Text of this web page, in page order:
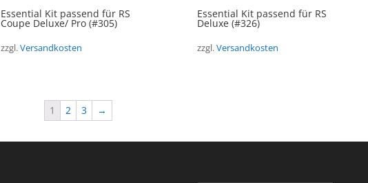
Essential Kit passend für RS
Coupe Deluxe/ Pro (#305)
zzgl.Versandkosten
Essential Kit passend für RS
Deluxe (#326)
zzgl.Versandkosten
1 2 3 →